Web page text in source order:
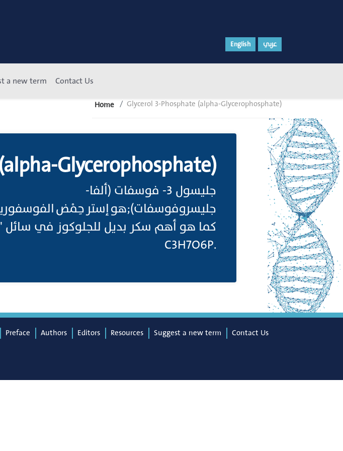
English عربي
a new term Contact Us
Home Glycerol 3-Phosphate (alpha-Glycerophosphate)
Glycerophosphate)
جليسول 3- فوسفات (ألفا-
جليسروفوسفات);هو إستر حِمْض الفوسفوريك
كما هو أهم سكر بديل للجلوكوز في سائل
.C3H7O6P
Preface Authors Editors Resources Suggest a new term
Contact Us